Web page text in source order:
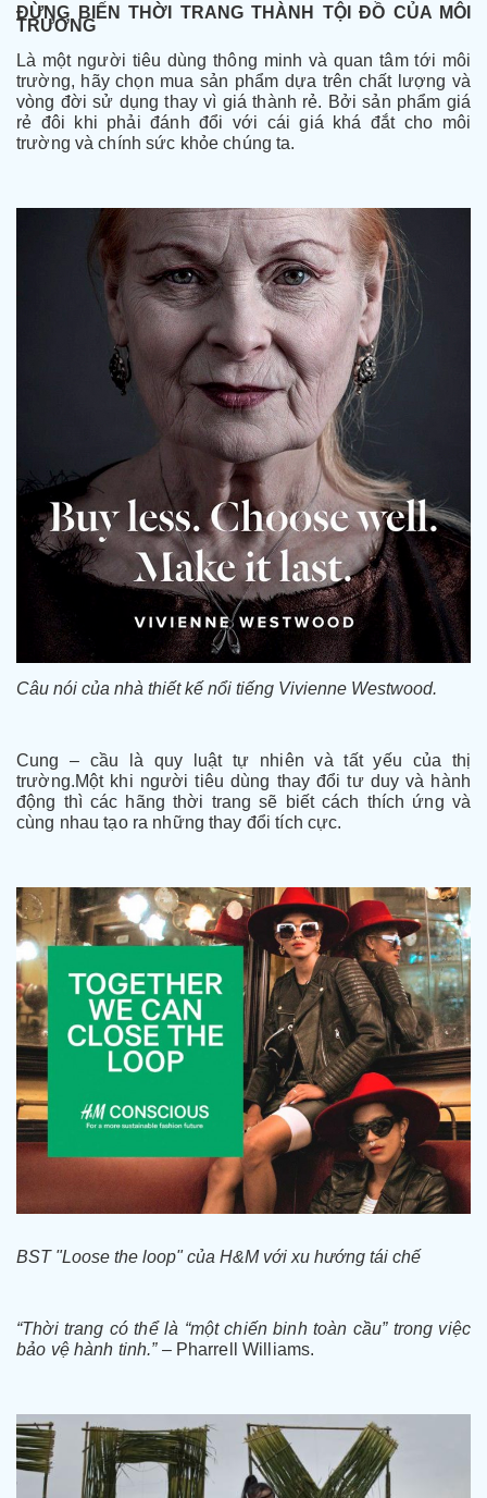
ĐỪNG BIẾN THỜI TRANG THÀNH TỘI ĐỒ CỦA MÔI
TRƯỜNG
Là một người tiêu dùng thông minh và quan tâm tới môi
trường, hãy chọn mua sản phẩm dựa trên chất lượng và
vòng đời sử dụng thay vì giá thành rẻ. Bởi sản phẩm giá
rẻ đôi khi phải đánh đổi với cái giá khá đắt cho môi
trường và chính sức khỏe chúng ta.
Câu nói của nhà thiết kế nổi tiếng Vivienne Westwood.
Cung – cầu là quy luật tự nhiên và tất yếu của thị
trường.Một khi người tiêu dùng thay đổi tư duy và hành
động thì các hãng thời trang sẽ biết cách thích ứng và
cùng nhau tạo ra những thay đổi tích cực.
BST "Loose the loop" của H&M với xu hướng tái chế
“Thời trang có thể là “một chiến binh toàn cầu” trong việc
bảo vệ hành tinh.” – Pharrell Williams.